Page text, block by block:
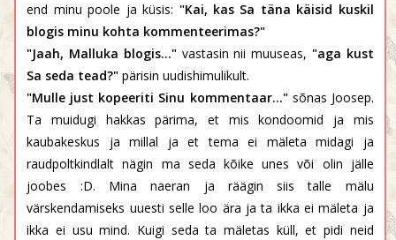
end minu poole ja küsis: "Kai, kas Sa täna käisid kuskil
blogis minu kohta kommenteerimas?"
"Jaah, Malluka blogis..." vastasin nii muuseas, "aga kust
Sa seda tead?"pärisin uudishimulikult.
"Mulle just kopeeriti Sinu kommentaar..." sõnas Joosep.
Ta muidugi hakkas pärima, et mis kondoomid ja mis
kaubakeskus ja millal ja et tema ei mäleta midagi ja
raudpoltkindlalt nägin ma seda kõike unes või olin jälle
joobes :D. Mina naeran ja räägin siis talle mälu
värskendamiseks uuesti selle loo ära ja ta ikka ei mäleta ja
ikka ei usu mind. Kuigi seda ta mäletas küll, et pidi neid